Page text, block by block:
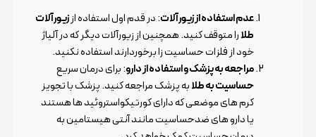
عدم استفاده از زیورآلات: در قدم اول استفاده اززیورآلات
طلارا متوقف کنید. همچنین از زیورآلات دیگر که در آلیاژ
خود از فلزات حساسیت زا برخوردارند استفاده نکنید.
مراجعه به پزشک و استفاده از دارو: برای درمان سریع
حساسیت به طلابه پزشک مراجعه کنید. پزشک با تجویز
کرم های موضعی که دارای کورتیکواستروئید ها هستند
یا دارو های ضدحساسیت مانند آنتی هیستامین به